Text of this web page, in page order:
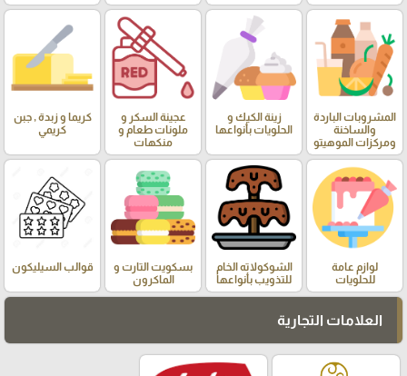
المشروبات الباردة
والساخنة
ومركزات الموهيتو
زينة الكيك و
الحلويات بأنواعها
عجينة السكر و
ملونات طعام و
منكهات
كريما و زبدة , جبن
كريمي
لوازم عامة
للحلويات
الشوكولاته الخام
للتذويب بأنواعها
بسكويت التارت و
الماكرون
قوالب السيليكون
العلامات التجارية